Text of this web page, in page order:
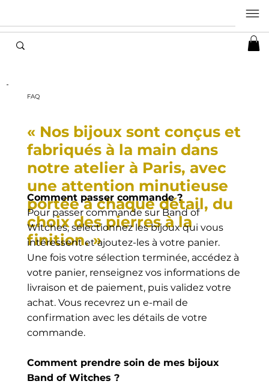
« Nos bijoux sont conçus et
fabriqués à la main dans
notre atelier à Paris, avec
une attention minutieuse
portée à chaque détail, du
choix des pierres à la
finition. »
FAQ
Comment passer commande ?
Pour passer commande sur Band of
Witches, sélectionnez les bijoux qui vous
intéressent et ajoutez-les à votre panier.
Une fois votre sélection terminée, accédez à
votre panier, renseignez vos informations de
livraison et de paiement, puis validez votre
achat. Vous recevrez un e-mail de
confirmation avec les détails de votre
commande.
Comment prendre soin de mes bijoux
Band of Witches ?